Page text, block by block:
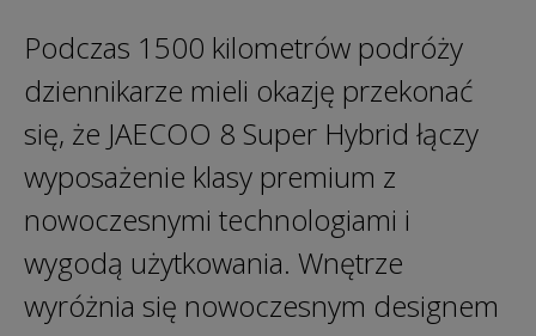
Podczas 1500 kilometrów podróży
dziennikarze mieli okazję przekonać
się, że JAECOO 8 Super Hybrid łączy
wyposażenie klasy premium z
nowoczesnymi technologiami i
wygodą użytkowania. Wnętrze
wyróżnia się nowoczesnym designem